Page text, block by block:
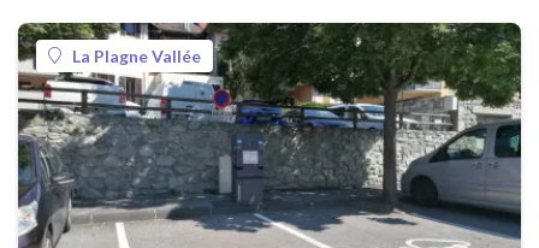
La Plagne Vallée